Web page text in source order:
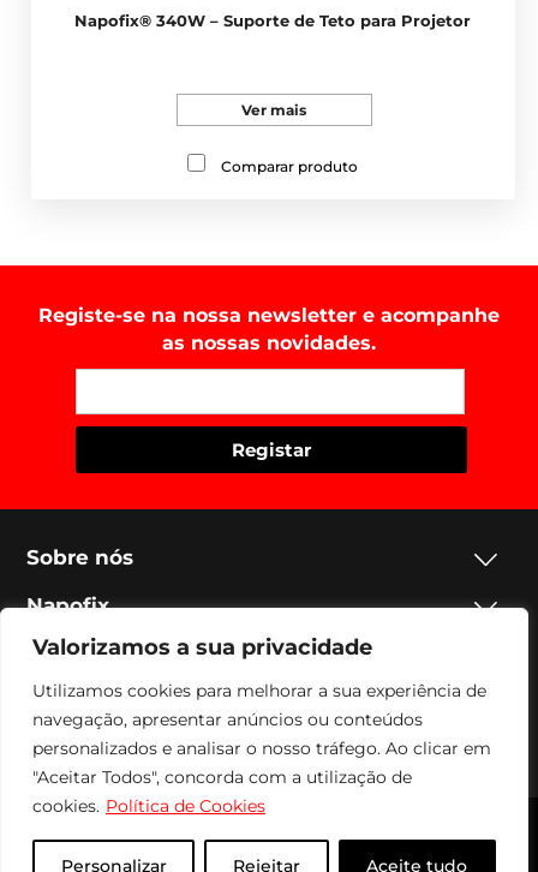
Valorizamos a sua privacidade
Utilizamos cookies para melhorar a sua experiência de
navegação, apresentar anúncios ou conteúdos
personalizados e analisar o nosso tráfego. Ao clicar em
"Aceitar Todos", concorda com a utilização de
cookies. Política de Cookies
Personalizar Rejeitar Aceite tudo
Napofix® 340W – Suporte de Teto para Projetor
Ver mais
Comparar produto
Registe-se na nossa newsletter e acompanhe
as nossas novidades.
Sobre nós
Napofix
Contactos
Legal
Social